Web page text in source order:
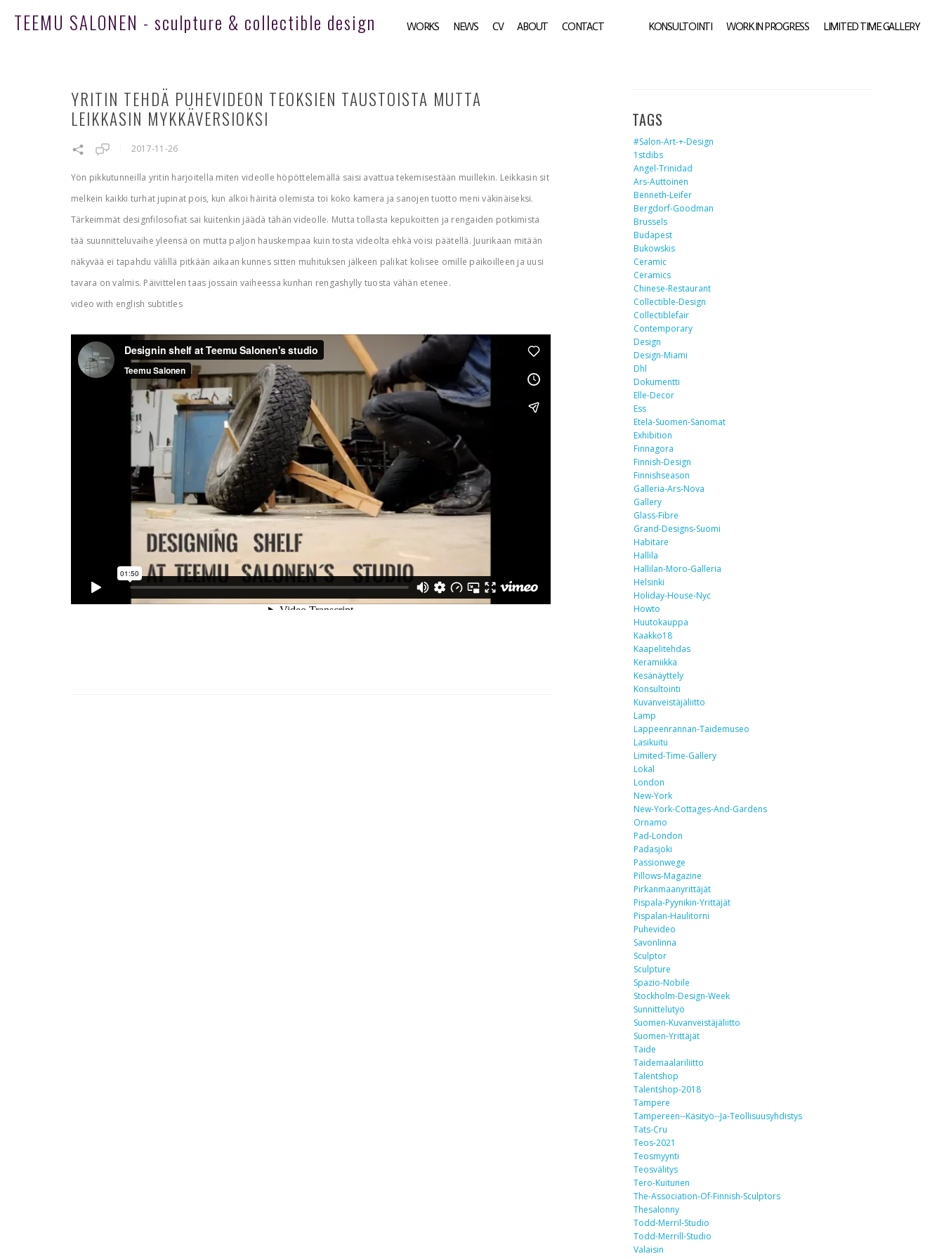
TEEMU SALONEN - sculpture & collectible design WORKS NEWS CV ABOUT CONTACT KONSULTOINTI WORK IN PROGRESS LIMITED TIME GALLERY
YRITIN TEHDÄ PUHEVIDEON TEOKSIEN TAUSTOISTA MUTTA
LEIKKASIN MYKKÄVERSIOKSI
2017-11-26
Yön pikkutunneilla yritin harjoitella miten videolle höpöttelemällä saisi avattua tekemisestään muillekin. Leikkasin sit
melkein kaikki turhat jupinat pois, kun alkoi häiritä olemista toi koko kamera ja sanojen tuotto meni väkinäiseksi.
Tärkeimmät designfilosofiat sai kuitenkin jäädä tähän videolle. Mutta tollasta kepukoitten ja rengaiden potkimista
tää suunnitteluvaihe yleensä on mutta paljon hauskempaa kuin tosta videolta ehkä voisi päätellä. Juurikaan mitään
näkyvää ei tapahdu välillä pitkään aikaan kunnes sitten muhituksen jälkeen palikat kolisee omille paikoilleen ja uusi
tavara on valmis. Päivittelen taas jossain vaiheessa kunhan rengashylly tuosta vähän etenee.
video with english subtitles
TAGS
#salon-Art-+-Design
1stdibs
Angel-Trinidad
Ars-Auttoinen
Benneth-Leifer
Bergdorf-Goodman
Brussels
Budapest
Bukowskis
Ceramic
Ceramics
Chinese-Restaurant
Collectible-Design
Collectiblefair
Contemporary
Design
Design-Miami
Dhl
Dokumentti
Elle-Decor
Ess
Etelä-Suomen-Sanomat
Exhibition
Finnagora
Finnish-Design
Finnishseason
Galleria-Ars-Nova
Gallery
Glass-Fibre
Grand-Designs-Suomi
Habitare
Hallila
Hallilan-Moro-Galleria
Helsinki
Holiday-House-Nyc
Howto
Huutokauppa
Kaakko18
Kaapelitehdas
Keramiikka
Kesänäyttely
Konsultointi
Kuvanveistäjäliitto
Lamp
Lappeenrannan-Taidemuseo
Lasikuitu
Limited-Time-Gallery
Lokal
London
New-York
New-York-Cottages-And-Gardens
Ornamo
Pad-London
Padasjoki
Passionwege
Pillows-Magazine
Pirkanmaanyrittäjät
Pispala-Pyynikin-Yrittäjät
Pispalan-Haulitorni
Puhevideo
Savonlinna
Sculptor
Sculpture
Spazio-Nobile
Stockholm-Design-Week
Sunnittelutyö
Suomen-Kuvanveistäjäliitto
Suomen-Yrittäjät
Taide
Taidemaalariliitto
Talentshop
Talentshop-2018
Tampere
Tampereen--käsityö--ja-Teollisuusyhdistys
Tats-Cru
Teos-2021
Teosmyynti
Teosvälitys
Tero-Kuitunen
The-Association-Of-Finnish-Sculptors
Thesalonny
Todd-Merril-Studio
Todd-Merrill-Studio
Valaisin